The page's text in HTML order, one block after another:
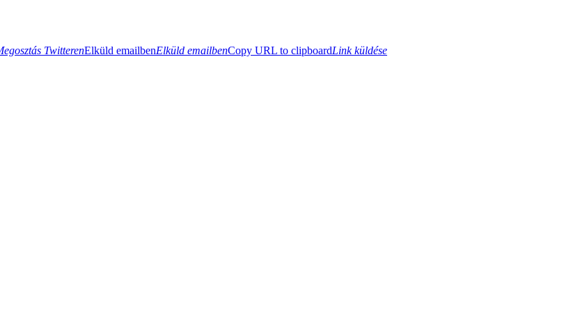
TwitterenElküld emailbenElküld emailbenCopy URL to clipboardLink küldése